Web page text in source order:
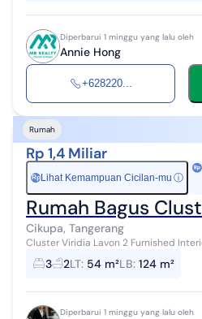
Diperbarui 1 minggu yang lalu oleh
Annie Hong
+628220...
Rumah
Rp 1,4 Miliar
RpLihat Kemampuan Cicilan-mu ⓘ
Rumah Bagus
Cikupa, Tangerang
Cluster Viridia Lavon 2 Furnished
124 KT 3+1 KM 2+1 - Full furnish
engsel kasu...
3 2LT: 54 m²LB: 124 m²
Diperbarui 1 minggu yang lalu oleh